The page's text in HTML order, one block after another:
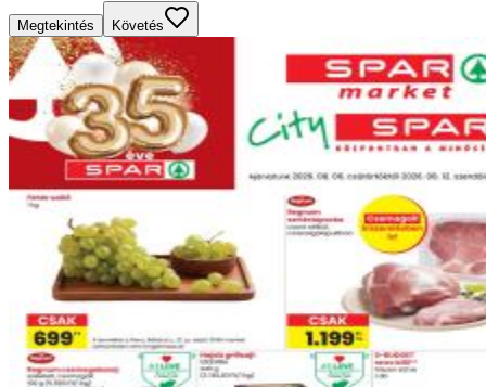
Megtekintés Követés